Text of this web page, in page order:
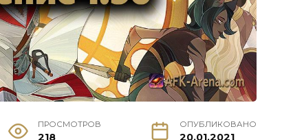
ПРОСМОТРОВ
218
ОПУБЛИКОВАНО
20.01.2021